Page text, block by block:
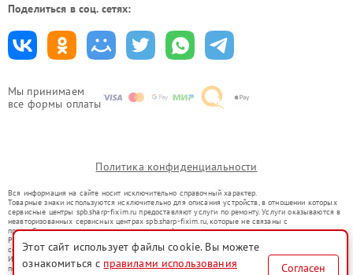
Мы принимаем
все формы оплаты
Поделиться в соц. сетях:
Политика конфиденциальности
Вся информация на сайте носит исключительно справочный характер.
Товарные знаки используются исключительно для описания устройств, в отношении которых
сервисные центры spb.sharp-fixim.ru предоставляют услуги по ремонту. Услуги оказываются в
неавторизованных сервисных центрах spb.sharp-fixim.ru, которые не связаны с
правообладателями товарных знаков или их официальными представителями.
Ремонт осуществляется для устройств, уже введенных в гражданский оборот в соответствии
со статьей 1487 ГК РФ.
Использование товарных знаков не преследует цели индивидуализации услуг или введения
потребителей в заблуждение, а служит для информирования о предоставляемых услугах по
Этот сайт использует файлы cookie. Вы можете
ознакомиться с правилами использования
Согласен